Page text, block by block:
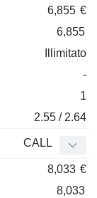
6,855 €
6,855
Illimitato
-
1
2.55 / 2.64
CALL
8,033 €
8,033